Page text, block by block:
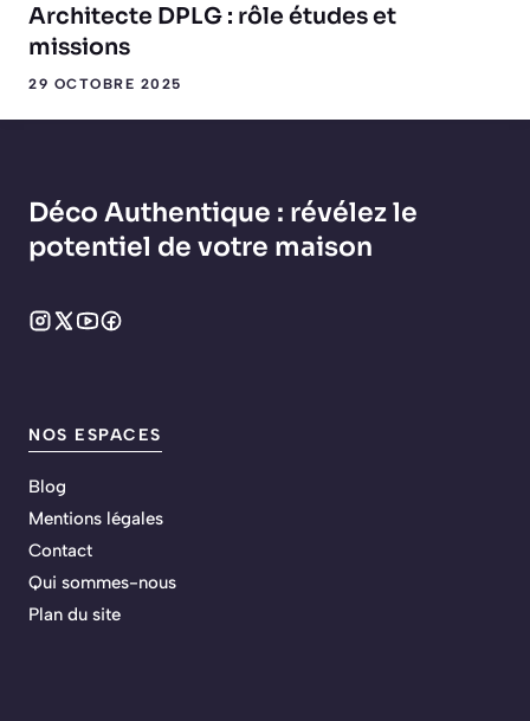
Architecte DPLG : rôle études et
missions
29 OCTOBRE 2025
Déco Authentique : révélez le
potentiel de votre maison
NOS ESPACES
Blog
Mentions légales
Contact
Qui sommes-nous
Plan du site